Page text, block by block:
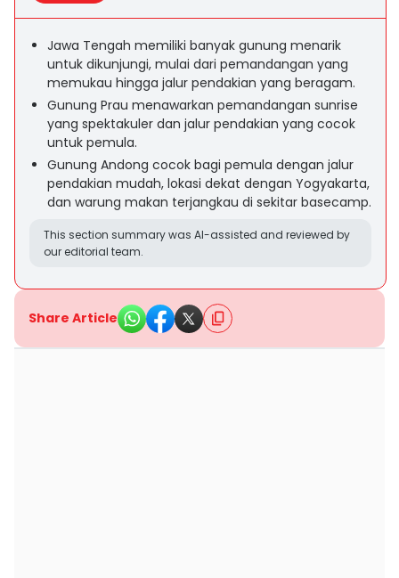
Jawa Tengah memiliki banyak gunung menarik
untuk dikunjungi, mulai dari pemandangan yang
memukau hingga jalur pendakian yang beragam.
Gunung Prau menawarkan pemandangan sunrise
yang spektakuler dan jalur pendakian yang cocok
untuk pemula.
Gunung Andong cocok bagi pemula dengan jalur
pendakian mudah, lokasi dekat dengan Yogyakarta,
dan warung makan terjangkau di sekitar basecamp.
This section summary was AI-assisted and reviewed by
our editorial team.
Share Article